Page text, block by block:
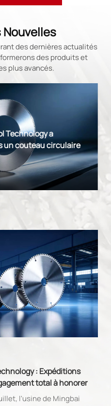
des dernières actualités
des produits et
plus avancés.
Technology a
un couteau circulaire
en acier
dépassant la
mm.
: Expéditions
total à honorer
l'usine de Mingbai